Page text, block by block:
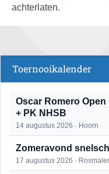
achterlaten.
Toernooikalender
Oscar Romero
+ PK NHSB
14 augustus 2026 · Hoorn
Zomeravond
17 augustus 2026 ·